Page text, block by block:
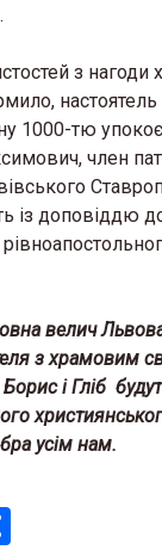
з нагоди
1000-тю
член
із доповіддю
велич
з храмовим
і Гліб
усім нам.